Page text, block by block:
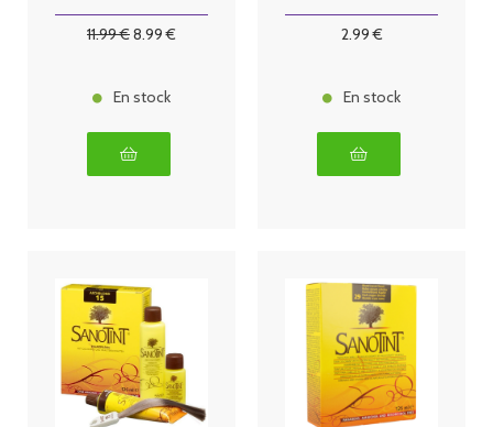
11.99€8.99 €
En stock
2.99€
En stock